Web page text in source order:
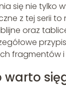
się nie tylko
z tej serii to
oraz
fragmentów
warto